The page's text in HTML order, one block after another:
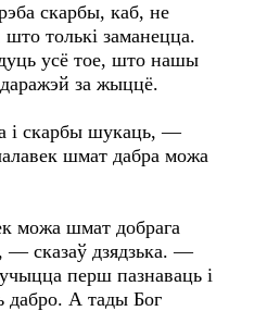
скарбы, каб, не
толькі заманецца.
усё тое, што нашы
даражэй за жыццё.
скарбы шукаць, —
шмат дабра можа
шмат добрага
— сказаў дзядзька. —
перш пазнаваць і
дабро. А тады Бог